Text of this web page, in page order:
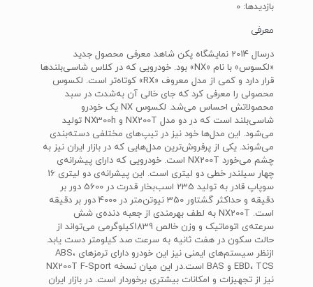
بازدیدها: 0
معرفی
درسال 2014 نمایشگاه پکن شاهد معرفی محصول جدید
«لکسوس» با نام‌‌ «NX»‌ بود. خودرویی که در کلاس شاسی‌بلند‌ها‌
قرار دارد و کمی از مدل معروف‌‌ «RX» ‌کوتاه‌تر است. لکسوس
محصولی را معرفی کرد که جای خالی آن به‌شدت در سبد
محصولاتش احساس می‌شد. لکسوس‌‌ NX‌ یک خودرو
شاسی‌بلند است که در دو مدل‌‌ NX200T‌ و ‌NX300h‌ تولید
می‌شود. این مدل‌ها خود نیز در تیپ‌های مختلفی دسته‌بندی
می‌شوند. یکی از پرفروش‌ترین مدل‌هایی که در بازار ایران نیز به
چشم می‌خورد‌‌ NX200T‌‌ است. خودرویی که دارای پیشرانه‌ی
چهار سیلندر خطی دو لیتری است. این پیشرانه‌ی دو لیتری 16
سوپاپ قادر به تولید 235 اسب‌بخار قدرت در 5600 دور بر
دقیقه و حداکثر گشتاور 350 نیوتن‌متر در 4000 دور بر دقیقه
است.‌ NX200T‌ به لطف بهرمندی از جعبه دنده‌ی شش
سرعته‌ی اتوماتیک و وزن خالص 1839‌کیلوگرمی می‌تواند از
حالت سکون در هفت ثانیه به سرعت صد کیلومتر دست یابد.
ازنظر سیستم‌های ایمنی نیز این خودرو دارای ترمز‌های‌ ABS،
EBD، TCS و BAS‌ است.در این میان نسخه‌ NX200T F-Sport
‌نیز از تجهیزات و امکانات بیشتری برخوردار است. در بازار ایران